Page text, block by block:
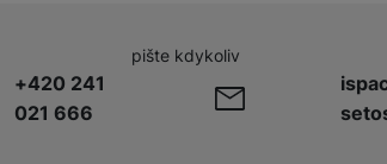
partneři, abychom vám mohli zobrazit vhodné
stran.
+420 241
021 666
pište kdykoliv